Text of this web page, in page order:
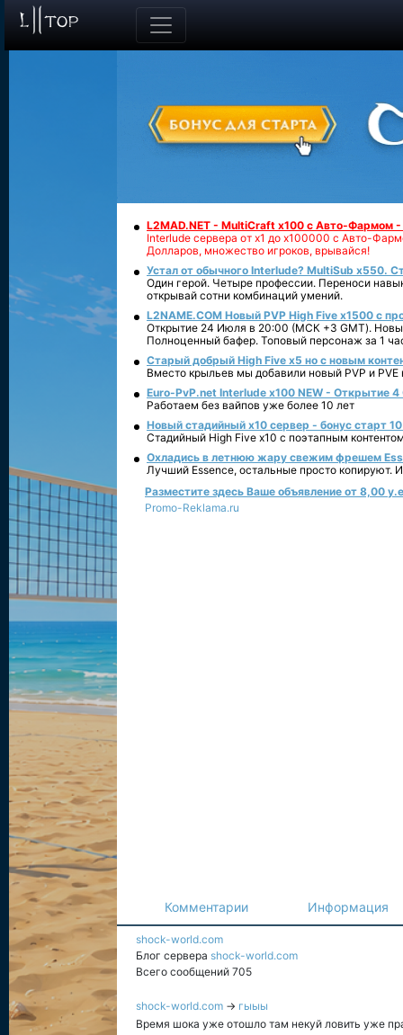
L2MAD.NET - MultiCraft x100 с Авто-Фармом
Interlude сервера от х1 до х100000 с Авто-
Долларов, множество игроков, врывайся!
Устал от обычного Interlude? MultiSub x550.
Один герой. Четыре профессии. Переноси
открывай сотни комбинаций умений.
L2NAME.COM Новый PVP High Five x1500 с
Открытие 24 Июля в 20:00 (МСК +3 GMT).
Полноценный бафер. Топовый персонаж за 1
Старый добрый High Five x5 но с новым
Вместо крыльев мы добавили новый PVP и PVE
Euro-PvP.net Interlude х100 NEW - Открытие 4
Работаем без вайпов уже более 10 лет
Новый стадийный х10 сервер - бонус старт
Стадийный High Five x10 с поэтапным
Охладись в летнюю жару свежим фрешем
Лучший Essence, остальные просто копируют.
Разместите здесь Ваше объявление от 8,00
Promo-Reklama.ru
Комментарии Информация
shock-world.com
Блог сервера shock-world.com
Всего сообщений 705
shock-world.com → гыыы
Время шока уже отошло там некуй ловить уже